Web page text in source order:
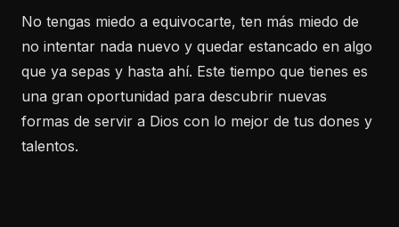
No tengas miedo a equivocarte, ten más miedo de
no intentar nada nuevo y quedar estancado en algo
que ya sepas y hasta ahí. Este tiempo que tienes es
una gran oportunidad para descubrir nuevas
formas de servir a Dios con lo mejor de tus dones y
talentos.